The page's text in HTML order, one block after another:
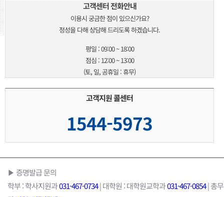
고객센터 전화안내
이용시 궁금한 점이 있으신가요?
정성을 다해 상담해 드리도록 하겠습니다.
평일 : 09:00 ~ 18:00
점심 : 12:00 ~ 13:00
(토, 일, 공휴일 : 휴무)
고객지원 콜센터
1544-5973
▶ 증명발급 문의
학부 : 학사지원과031-467-0734| 대학원 : 대학원교학과031-467-0854| 총무